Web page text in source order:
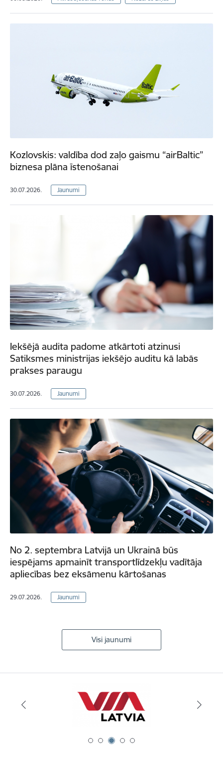
Kozlovskis: valdība dod zaļo gaismu “airBaltic”
biznesa plāna īstenošanai
30.07.2026. Jaunumi
Iekšējā audita padome atkārtoti atzinusi
Satiksmes ministrijas iekšējo auditu kā labās
prakses paraugu
30.07.2026. Jaunumi
No 2. septembra Latvijā un Ukrainā būs
iespējams apmainīt transportlīdzekļu vadītāja
apliecības bez eksāmenu kārtošanas
29.07.2026. Jaunumi
Visi jaunumi